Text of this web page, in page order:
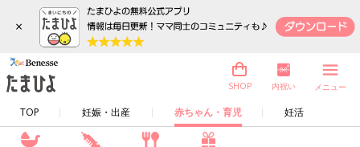
×
TOP 妊娠・出産 赤ちゃん・育児 妊活
SHOP 内祝い メニュー